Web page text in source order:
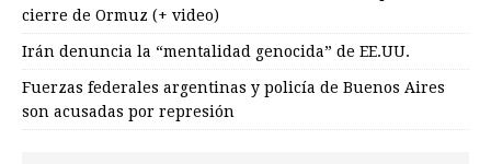
cierre de Ormuz (+ video)
Irán denuncia la “mentalidad genocida” de EE.UU.
Fuerzas federales argentinas y policía de Buenos Aires
son acusadas por represión